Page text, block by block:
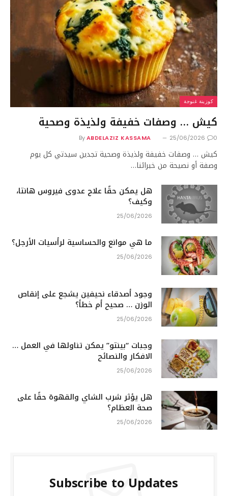
كوزينة غنوجة
كيش … وصفات خفيفة ولذيذة وصحية
By ABDELAZIZ KASSAMA 25/06/2026 0
كيش … وصفات خفيفة ولذيذة وصحية تجدين سيدتي كل يوم
وصفة أو نصيحة من خبرائنا…
هل يمكن حقًا علاج عدوى فيروس هانتا،
وكيف؟
25/06/2026
ما هي موانع والحساسية لرأسيات الأرجل؟
25/06/2026
وجود أصدقاء نحيفين يشجع على إنقاص
الوزن … صحيح أم خطأ؟
25/06/2026
وجبات “بينتو” يمكن تناولها في العمل …
الافكار والنصائح
25/06/2026
هل يؤثر شرب الشاي والقهوة حقًا على
صحة العظام؟
25/06/2026
Subscribe to Updates